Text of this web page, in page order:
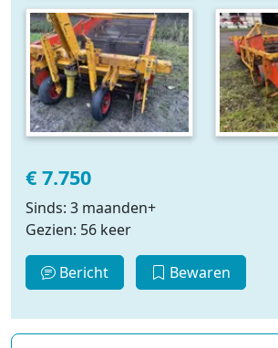
€ 7.750
Sinds: 3 maanden+
Gezien: 56 keer
Bericht Bewaren